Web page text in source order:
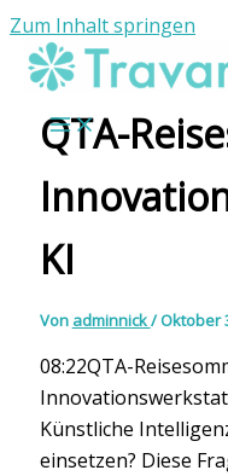
Zum Inhalt springen
QTA-
KI
Von adminnick/Oktober
08:22QTA-
Künstliche
einsetzen? Diese